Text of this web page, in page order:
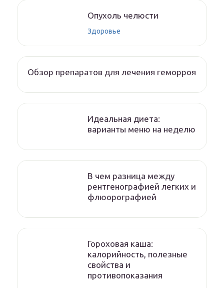
Опухоль челюсти
Здоровье
Обзор препаратов для лечения геморроя
Идеальная диета:
варианты меню на неделю
В чем разница между
рентгенографией легких и
флюорографией
Гороховая каша:
калорийность, полезные
свойства и
противопоказания